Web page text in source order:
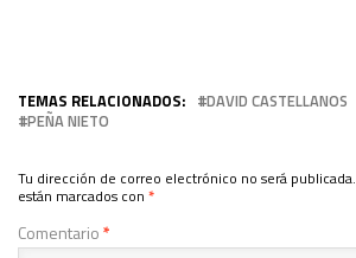
TEMAS RELACIONADOS: DAVID CASTELLANOS
PEÑA NIETO
Tu dirección de correo electrónico no será publicada.
están marcados con *
Comentario*